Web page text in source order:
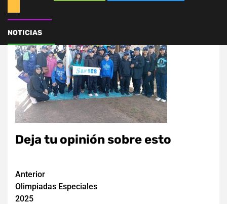
NOTICIAS
Deja tu opinión sobre esto
Navegación
de
Anterior
Olimpiadas Especiales
2025